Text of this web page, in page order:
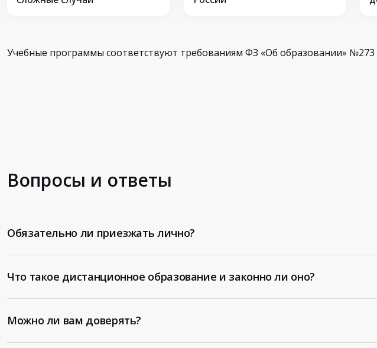
Учебные программы соответствуют требованиям ФЗ «Об образовании»
Вопросы и ответы
Обязательно ли приезжать лично?
Что такое дистанционное образование и законно ли оно?
Можно ли вам доверять?